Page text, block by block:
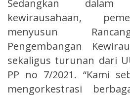
Sedangkan dalam
kewirausahaan,
menyusun
Pengembangan
sekaligus turunan dari
PP no 7/2021. “Kami
mengorkestrasi